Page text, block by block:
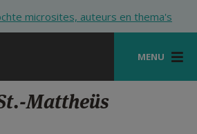
microsites, auteurs en thema's
MENU
Mattheüs